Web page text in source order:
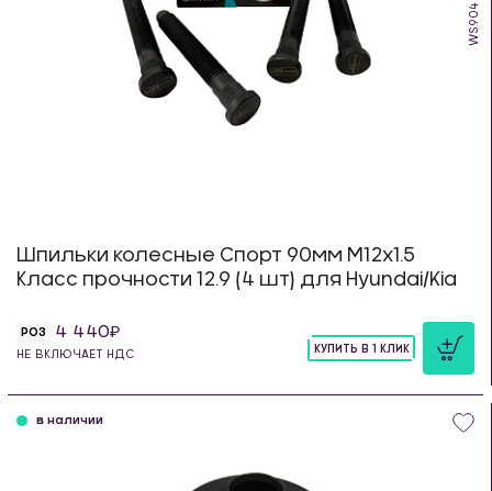
WS904
Шпильки колесные Спорт 90мм М12х1.5
Класс прочности 12.9 (4 шт) для Hyundai/Kia
РОЗ 4 440
НЕ ВКЛЮЧАЕТ НДС
КУПИТЬ В 1 КЛИК
в наличии